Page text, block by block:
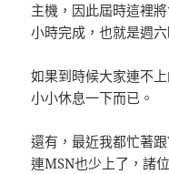
主機，因此屆時這裡
小時完成，也就是週
如果到時候大家連不
小小休息一下而已。
還有，最近我都忙著
連MSN也少上了，諸